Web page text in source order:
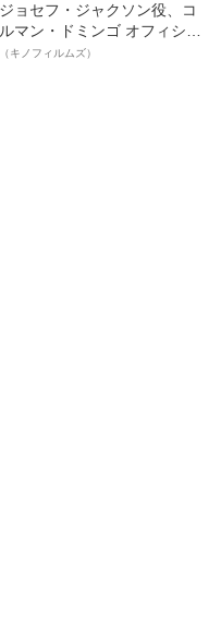
ョセフ・ジャクソン役、コ
マン・ドミンゴ オフィシャ
ンタビュー“観客を魅了した
キノフィルムズ）